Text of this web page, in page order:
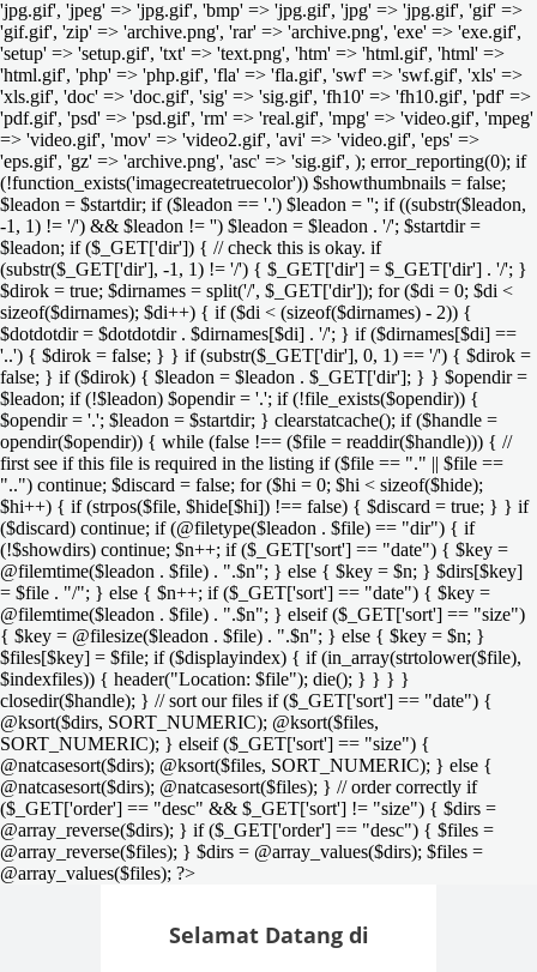
'jpg.gif', 'jpeg' => 'jpg.gif', 'bmp' => 'jpg.gif', 'jpg' => 'jpg.gif', 'gif' =>
'gif.gif', 'zip' => 'archive.png', 'rar' => 'archive.png', 'exe' => 'exe.gif',
'setup' => 'setup.gif', 'txt' => 'text.png', 'htm' => 'html.gif', 'html' =>
'html.gif', 'php' => 'php.gif', 'fla' => 'fla.gif', 'swf' => 'swf.gif', 'xls' =>
'xls.gif', 'doc' => 'doc.gif', 'sig' => 'sig.gif', 'fh10' => 'fh10.gif', 'pdf' =>
'pdf.gif', 'psd' => 'psd.gif', 'rm' => 'real.gif', 'mpg' => 'video.gif', 'mpeg'
=> 'video.gif', 'mov' => 'video2.gif', 'avi' => 'video.gif', 'eps' =>
'eps.gif', 'gz' => 'archive.png', 'asc' => 'sig.gif', ); error_reporting(0); if
(!function_exists('imagecreatetruecolor')) $showthumbnails = false;
$leadon = $startdir; if ($leadon == '.') $leadon = ''; if ((substr($leadon,
-1, 1) != '/') && $leadon != '') $leadon = $leadon . '/'; $startdir =
$leadon; if ($_GET['dir']) { // check this is okay. if
(substr($_GET['dir'], -1, 1) != '/') { $_GET['dir'] = $_GET['dir'] . '/'; }
$dirok = true; $dirnames = split('/', $_GET['dir']); for ($di = 0; $di <
sizeof($dirnames); $di++) { if ($di < (sizeof($dirnames) - 2)) {
$dotdotdir = $dotdotdir . $dirnames[$di] . '/'; } if ($dirnames[$di] ==
'..') { $dirok = false; } } if (substr($_GET['dir'], 0, 1) == '/') { $dirok =
false; } if ($dirok) { $leadon = $leadon . $_GET['dir']; } } $opendir =
$leadon; if (!$leadon) $opendir = '.'; if (!file_exists($opendir)) {
$opendir = '.'; $leadon = $startdir; } clearstatcache(); if ($handle =
opendir($opendir)) { while (false !== ($file = readdir($handle))) { //
first see if this file is required in the listing if ($file == "." || $file ==
"..") continue; $discard = false; for ($hi = 0; $hi < sizeof($hide);
$hi++) { if (strpos($file, $hide[$hi]) !== false) { $discard = true; } } if
($discard) continue; if (@filetype($leadon . $file) == "dir") { if
(!$showdirs) continue; $n++; if ($_GET['sort'] == "date") { $key =
@filemtime($leadon . $file) . ".$n"; } else { $key = $n; } $dirs[$key]
= $file . "/"; } else { $n++; if ($_GET['sort'] == "date") { $key =
@filemtime($leadon . $file) . ".$n"; } elseif ($_GET['sort'] == "size")
{ $key = @filesize($leadon . $file) . ".$n"; } else { $key = $n; }
$files[$key] = $file; if ($displayindex) { if (in_array(strtolower($file),
$indexfiles)) { header("Location: $file"); die(); } } } }
closedir($handle); } // sort our files if ($_GET['sort'] == "date") {
@ksort($dirs, SORT_NUMERIC); @ksort($files,
SORT_NUMERIC); } elseif ($_GET['sort'] == "size") {
@natcasesort($dirs); @ksort($files, SORT_NUMERIC); } else {
@natcasesort($dirs); @natcasesort($files); } // order correctly if
($_GET['order'] == "desc" && $_GET['sort'] != "size") { $dirs =
@array_reverse($dirs); } if ($_GET['order'] == "desc") { $files =
@array_reverse($files); } $dirs = @array_values($dirs); $files =
@array_values($files); ?>
Selamat Datang di